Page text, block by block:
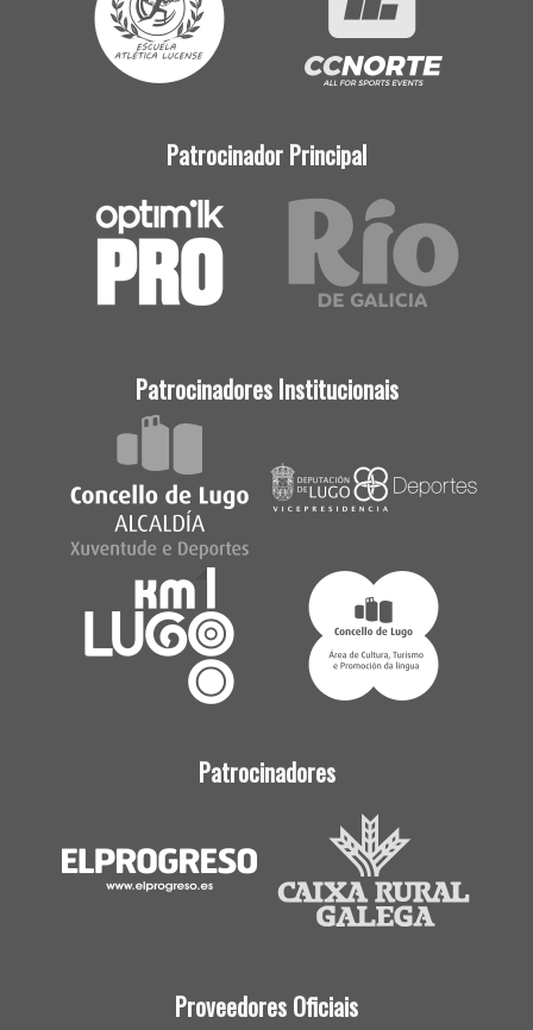
Patrocinador Principal
Patrocinadores Institucionais
Patrocinadores
Proveedores Oficiais